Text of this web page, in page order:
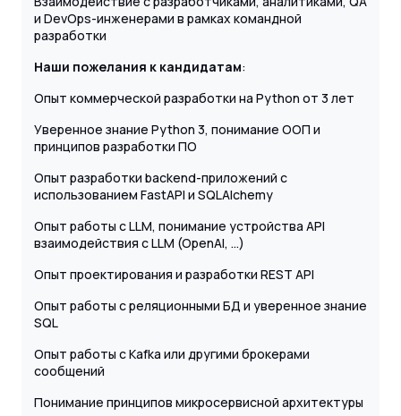
и DevOps-инженерами в рамках командной
разработки
Наши пожелания к кандидатам:
Опыт коммерческой разработки на Python от 3 лет
Уверенное знание Python 3, понимание ООП и
принципов разработки ПО
Опыт разработки backend-приложений с
использованием FastAPI и SQLAlchemy
Опыт работы с LLM, понимание устройства API
взаимодействия с LLM (OpenAI, ...)
Опыт проектирования и разработки REST API
Опыт работы с реляционными БД и уверенное знание
SQL
Опыт работы с Kafka или другими брокерами
сообщений
Понимание принципов микросервисной архитектуры